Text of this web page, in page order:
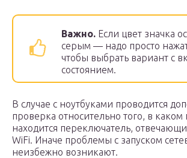
Важно. Если цвет значка
серым — надо просто
чтобы выбрать вариант с
состоянием.
В случае с ноутбуками проводится
проверка относительно того, в
находится переключатель,
WiFi. Иначе проблемы с запуском
неизбежно возникают.